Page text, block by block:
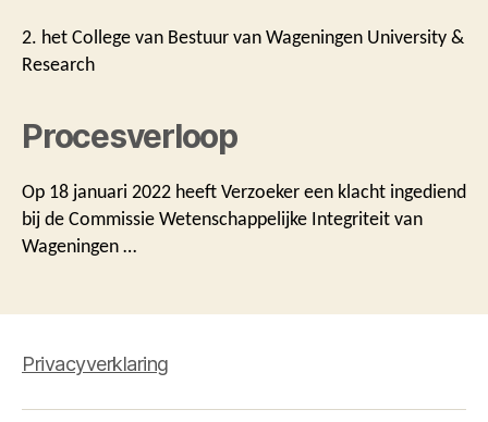
2. het College van Bestuur van Wageningen University &
Research
Procesverloop
Op 18 januari 2022 heeft Verzoeker een klacht ingediend
bij de Commissie Wetenschappelijke Integriteit van
Wageningen …
Privacyverklaring